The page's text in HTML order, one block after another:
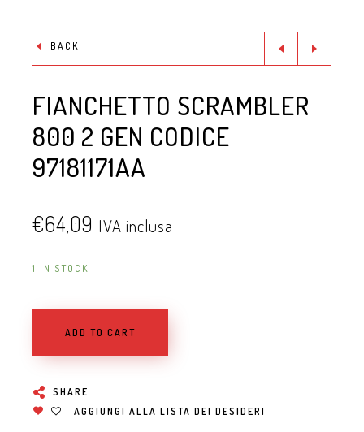
BACK
FIANCHETTO SCRAMBLER
800 2 GEN CODICE
97181171AA
€64,09 IVA inclusa
1 IN STOCK
ADD TO CART
SHARE
AGGIUNGI ALLA LISTA DEI DESIDERI